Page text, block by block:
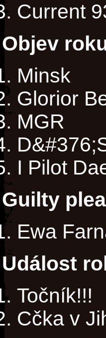
Current
Objev
Minsk
Glorior
MGR
I Pilot
Guilty
Ewa
Událost
Točník!!!
Cčka v